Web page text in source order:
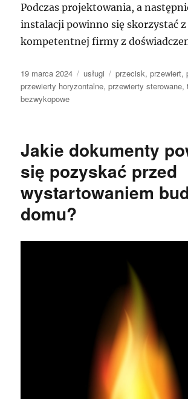
Podczas projektowania, a
instalacji powinno się skorzystać z
kompetentnej firmy z
Data
publikacji
19 marca 2024 Kategorie
usługi Tagi
przecisk,przewiert,
przewierty horyzontalne,przewierty sterowane,
bezwykopowe
Jakie dokumenty
się pozyskać przed
wystartowaniem
domu?